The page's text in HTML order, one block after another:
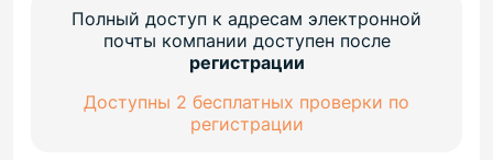
Полный доступ к адресам электронной
почты компании доступен после
регистрации
Доступны 2 бесплатных проверки по
регистрации